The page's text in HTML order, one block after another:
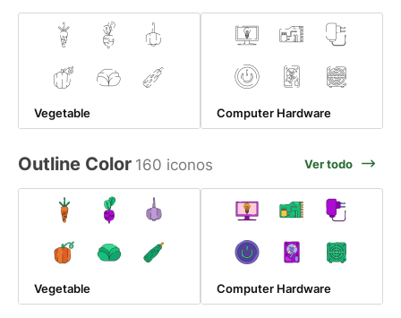
Vegetable Computer Hardware
Outline Color 160 iconos Ver todo
Vegetable Computer Hardware